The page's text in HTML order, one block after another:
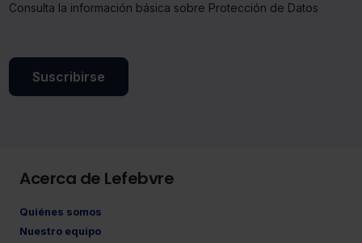
Consulta la información básica sobre Protección de Datos
Suscribirse
Acerca de Lefebvre
Quiénes somos
Nuestro equipo